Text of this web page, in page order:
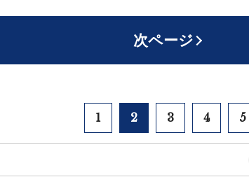
次ページ
1 2 3 4 5